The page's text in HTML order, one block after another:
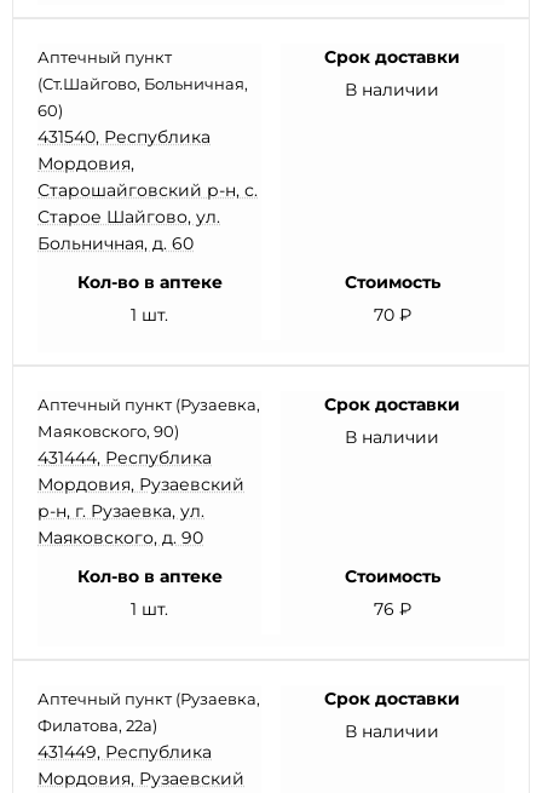
Аптечный пункт
(Ст.Шайгово, Больничная,
60)
431540, Республика
Мордовия,
Старошайговский р-н, с.
Старое Шайгово, ул.
Больничная, д. 60
Срок доставки
В наличии
Кол-во в аптеке
1 шт.
Стоимость
70 ₽
Аптечный пункт (Рузаевка,
Маяковского, 90)
431444, Республика
Мордовия, Рузаевский
р-н, г. Рузаевка, ул.
Маяковского, д. 90
Срок доставки
В наличии
Кол-во в аптеке
1 шт.
Стоимость
76 ₽
Аптечный пункт (Рузаевка,
Филатова, 22а)
431449, Республика
Мордовия, Рузаевский
Срок доставки
В наличии